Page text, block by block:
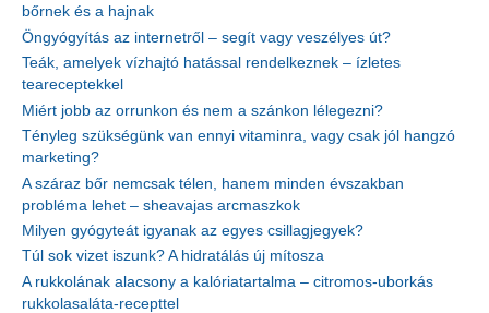
bőrnek és a hajnak
Öngyógyítás az internetről – segít vagy veszélyes út?
Teák, amelyek vízhajtó hatással rendelkeznek – ízletes
teareceptekkel
Miért jobb az orrunkon és nem a szánkon lélegezni?
Tényleg szükségünk van ennyi vitaminra, vagy csak jól hangzó
marketing?
A száraz bőr nemcsak télen, hanem minden évszakban
probléma lehet – sheavajas arcmaszkok
Milyen gyógyteát igyanak az egyes csillagjegyek?
Túl sok vizet iszunk? A hidratálás új mítosza
A rukkolának alacsony a kalóriatartalma – citromos-uborkás
rukkolasaláta-recepttel